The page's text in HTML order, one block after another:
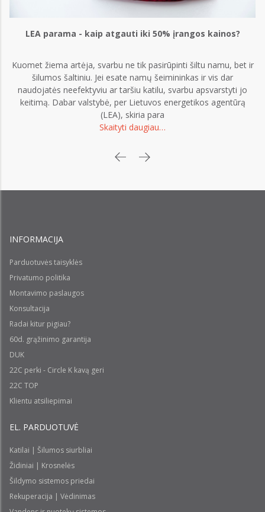
LEA parama - kaip atgauti iki 50% įrangos kainos?
Kuomet žiema artėja, svarbu ne tik pasirūpinti šiltu namu, bet ir
šilumos šaltiniu. Jei esate namų šeimininkas ir vis dar
naudojatės neefektyviu ar taršiu katilu, svarbu apsvarstyti jo
keitimą. Dabar valstybė, per Lietuvos energetikos agentūrą
(LEA), skiria para
Skaityti daugiau…
INFORMACIJA
Parduotuvės taisyklės
Privatumo politika
Montavimo paslaugos
Konsultacija
Radai kitur pigiau?
60d. grąžinimo garantija
DUK
22C perki - Circle K kavą geri
22C TOP
Klientu atsiliepimai
EL. PARDUOTUVĖ
Katilai | Šilumos siurbliai
Židiniai | Krosnelės
Šildymo sistemos priedai
Rekuperacija | Vėdinimas